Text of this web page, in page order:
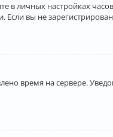
в личных настройках
вы не
время на сервере.